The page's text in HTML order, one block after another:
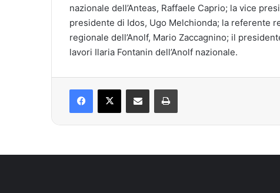
nazionale dell’Anteas, Raffaele Caprio; la vice
presidente di Idos, Ugo Melchionda; la referente
regionale dell’Anolf, Mario Zaccagnino; il
lavori Ilaria Fontanin dell’Anolf nazionale.